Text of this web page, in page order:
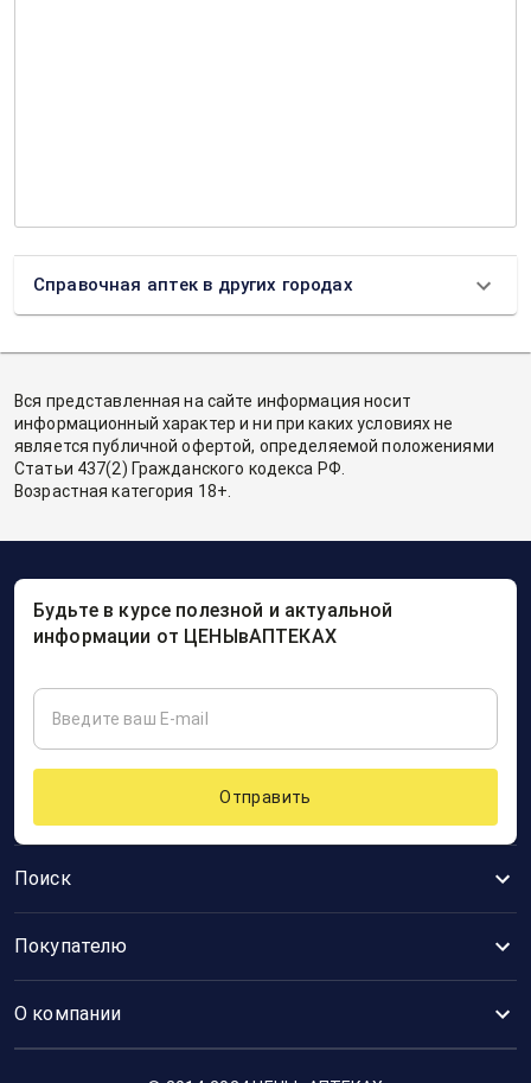
Справочная аптек в других городах
Вся представленная на сайте информация носит
информационный характер и ни при каких условиях не
является публичной офертой, определяемой положениями
Статьи 437(2) Гражданского кодекса РФ.
Возрастная категория 18+.
Поиск
Покупателю
О компании
Будьте в курсе полезной и актуальной
информации от ЦЕНЫвАПТЕКАХ
Отправить